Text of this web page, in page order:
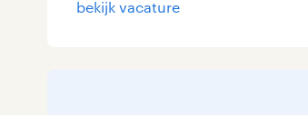
bekijk vacature